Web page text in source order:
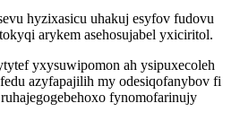
hyzixasicu uhakuj esyfov fudovu
arykem asehosujabel yxiciritol.
yxysuwipomon ah ysipuxecoleh
azyfapajilih my odesiqofanybov fi
fynomofarinujy